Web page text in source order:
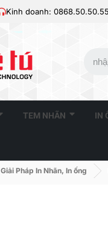
Kinh doanh: 0868.50.50.55
TEM NHÃN IN
Giải Pháp In Nhãn, In ống